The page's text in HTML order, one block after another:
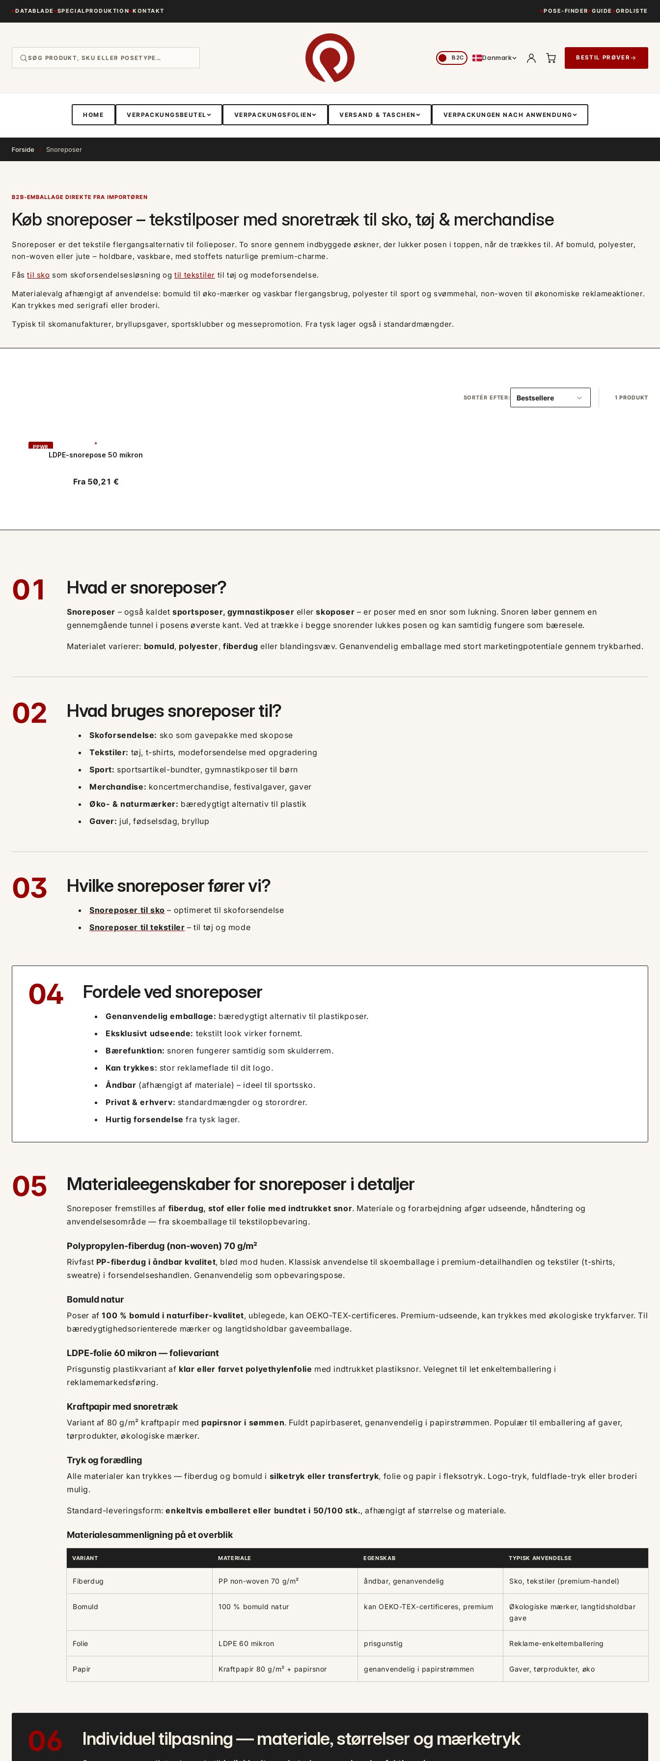
indhold
DATABLADE SPECIALPRODUKTION KONTAKT POSE-FINDER GUIDE ORDLISTE
Danmark BESTIL PRØVER→
HOME VERPACKUNGSBEUTEL VERPACKUNGSFOLIEN VERSAND & TASCHEN VERPACKUNGEN NACH ANWENDUNG
Forside › Snoreposer
B2B-EMBALLAGE DIREKTE FRA IMPORTØREN
Køb snoreposer – tekstilposer med snoretræk til sko, tøj & merchandise
Snoreposer er det tekstile flergangsalternativ til folieposer. To snore gennem indbyggede øskner, der lukker posen i toppen, når de trækkes til. Af bomuld, polyester,
non-woven eller jute – holdbare, vaskbare, med stoffets naturlige premium-charme.
Fåstil sko som skoforsendelsesløsning ogtil tekstiler til tøj og modeforsendelse.
Materialevalg afhængigt af anvendelse: bomuld til øko-mærker og vaskbar flergangsbrug, polyester til sport og svømmehal, non-woven til økonomiske reklameaktioner.
Kan trykkes med serigrafi eller broderi.
Typisk til skomanufakturer, bryllupsgaver, sportsklubber og messepromotion. Fra tysk lager også i standardmængder.
SORTÉR EFTER: 1 PRODUKT
PPWR
LDPE-snorepose 50 mikron
Normalpris
Fra 50,21 €
01 Hvad er snoreposer?
Snoreposer – også kaldet sportsposer, gymnastikposer ellerskoposer – er poser med en snor som lukning. Snoren løber gennem en
gennemgående tunnel i posens øverste kant. Ved at trække i begge snorender lukkes posen og kan samtidig fungere som bæresele.
Materialet varierer: bomuld, polyester,fiberdug eller blandingsvæv. Genanvendelig emballage med stort marketingpotentiale gennem trykbarhed.
02 Hvad bruges snoreposer til?
Skoforsendelse: sko som gavepakke med skopose
Tekstiler: tøj, t-shirts, modeforsendelse med opgradering
Sport: sportsartikel-bundter, gymnastikposer til børn
Merchandise: koncertmerchandise, festivalgaver, gaver
Øko- & naturmærker: bæredygtigt alternativ til plastik
Gaver: jul, fødselsdag, bryllup
03 Hvilke snoreposer fører vi?
Snoreposer til sko – optimeret til skoforsendelse
Snoreposer til tekstiler – til tøj og mode
04 Fordele ved snoreposer
Genanvendelig emballage: bæredygtigt alternativ til plastikposer.
Eksklusivt udseende: tekstilt look virker fornemt.
Bærefunktion: snoren fungerer samtidig som skulderrem.
Kan trykkes: stor reklameflade til dit logo.
Åndbar (afhængigt af materiale) – ideel til sportssko.
Privat & erhverv: standardmængder og storordrer.
Hurtig forsendelse fra tysk lager.
05 Materialeegenskaber for snoreposer i detaljer
Snoreposer fremstilles af fiberdug, stof eller folie med indtrukket snor. Materiale og forarbejdning afgør udseende, håndtering og
anvendelsesområde — fra skoemballage til tekstilopbevaring.
Polypropylen-fiberdug (non-woven) 70 g/m²
Rivfast PP-fiberdug i åndbar kvalitet, blød mod huden. Klassisk anvendelse til skoemballage i premium-detailhandlen og tekstiler (t-shirts,
sweatre) i forsendelseshandlen. Genanvendelig som opbevaringspose.
Bomuld natur
Poser af100 % bomuld i naturfiber-kvalitet, ublegede, kan OEKO-TEX-certificeres. Premium-udseende, kan trykkes med økologiske trykfarver. Til
bæredygtighedsorienterede mærker og langtidsholdbar gaveemballage.
LDPE-folie 60 mikron — folievariant
Prisgunstig plastikvariant af klar eller farvet polyethylenfolie med indtrukket plastiksnor. Velegnet til let enkeltemballering i
reklamemarkedsføring.
Kraftpapir med snoretræk
Variant af 80 g/m² kraftpapir med papirsnor i sømmen. Fuldt papirbaseret, genanvendelig i papirstrømmen. Populær til emballering af gaver,
tørprodukter, økologiske mærker.
Tryk og forædling
Alle materialer kan trykkes — fiberdug og bomuld i silketryk eller transfertryk, folie og papir i fleksotryk. Logo-tryk, fuldflade-tryk eller broderi
mulig.
Standard-leveringsform:enkeltvis emballeret eller bundtet i 50/100 stk., afhængigt af størrelse og materiale.
Materialesammenligning på et overblik
VARIANT MATERIALE EGENSKAB TYPISK ANVENDELSE
Fiberdug PP non-woven 70 g/m² åndbar, genanvendelig Sko, tekstiler (premium-handel)
Bomuld 100 % bomuld natur kan OEKO-TEX-certificeres, premium
Økologiske mærker, langtidsholdbar
gave
Folie LDPE 60 mikron prisgunstig Reklame-enkeltemballering
Papir Kraftpapir 80 g/m² + papirsnor genanvendelig i papirstrømmen Gaver, tørprodukter, øko
06 Individuel tilpasning — materiale, størrelser og mærketryk